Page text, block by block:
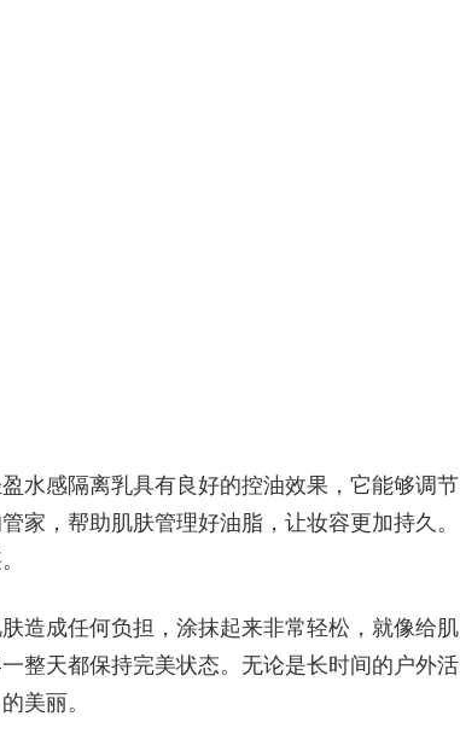
感隔离乳具有良好的控油效果，它能够调节
家，帮助肌肤管理好油脂，让妆容更加持久。
成任何负担，涂抹起来非常轻松，就像给肌
整天都保持完美状态。无论是长时间的户外活
美丽。